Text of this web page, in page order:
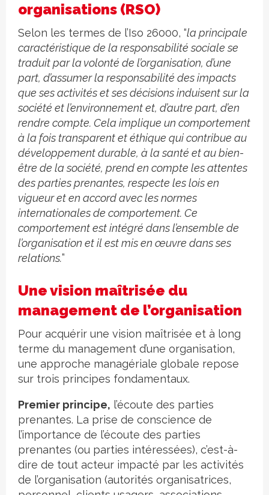
organisations (RSO)
Selon les termes de l’Iso 26000, “la principale
caractéristique de la responsabilité sociale se
traduit par la volonté de l’organisation, d’une
part, d’assumer la responsabilité des impacts
que ses activités et ses décisions induisent sur la
société et l’environnement et, d’autre part, d’en
rendre compte. Cela implique un comportement
à la fois transparent et éthique qui contribue au
développement durable, à la santé et au bien-
être de la société, prend en compte les attentes
des parties prenantes, respecte les lois en
vigueur et en accord avec les normes
internationales de comportement. Ce
comportement est intégré dans l’ensemble de
l’organisation et il est mis en œuvre dans ses
relations.”
Une vision maîtrisée du
management de l’organisation
Pour acquérir une vision maîtrisée et à long
terme du management d’une organisation,
une approche managériale globale repose
sur trois principes fondamentaux.
Premier principe, l’écoute des parties
prenantes. La prise de conscience de
l’importance de l’écoute des parties
prenantes (ou parties intéressées), c’est-à-
dire de tout acteur impacté par les activités
de l’organisation (autorités organisatrices,